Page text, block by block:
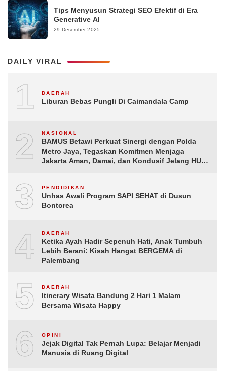
Tips Menyusun Strategi SEO Efektif di Era
Generative AI
29 Desember 2025
DAILY VIRAL
1 DAERAH
Liburan Bebas Pungli Di Caimandala Camp
2 NASIONAL
BAMUS Betawi Perkuat Sinergi dengan Polda
Metro Jaya, Tegaskan Komitmen Menjaga
Jakarta Aman, Damai, dan Kondusif Jelang HUT
3 PENDIDIKAN
Unhas Awali Program SAPI SEHAT di Dusun
Bontorea
4 DAERAH
Ketika Ayah Hadir Sepenuh Hati, Anak Tumbuh
Lebih Berani: Kisah Hangat BERGEMA di
Palembang
5 DAERAH
Itinerary Wisata Bandung 2 Hari 1 Malam
Bersama Wisata Happy
6 OPINI
Jejak Digital Tak Pernah Lupa: Belajar Menjadi
Manusia di Ruang Digital